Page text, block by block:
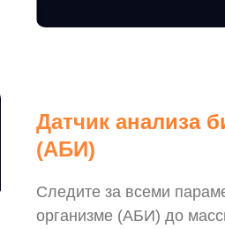
Датчик анализа
(АБИ)
Следите за всеми
организме (АБИ) до